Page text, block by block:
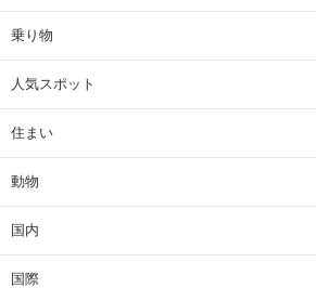
乗り物
人気スポット
住まい
動物
国内
国際